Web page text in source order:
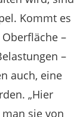
Kommt es
–
–
auch, eine
„Hier
sie von